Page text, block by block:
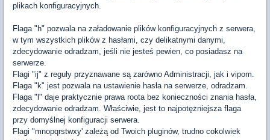
plikach konfiguracyjnych.
Flaga "h" pozwala na załadowanie plików konfiguracyjnych z serwera,
w tym wszystkich plików z hasłami, czy delikatnymi danymi,
zdecydowanie odradzam, jeśli nie jesteś pewien, co posiadasz na
serwerze.
Flagi "ij" z reguły przyznawane są zarówno Administracji, jak i vipom.
Flaga "k" jest pozwala na ustawienie hasła na serwerze, odradzam.
Flaga "l" daje praktycznie prawa roota bez konieczności znania hasła,
zdecydowanie odradzam. Właściwie, jest to najpotężniejsza flaga
przy domyślnej konfiguracji serwera.
Flagi "mnopqrstwxy' zależą od Twoich pluginów, trudno cokolwiek